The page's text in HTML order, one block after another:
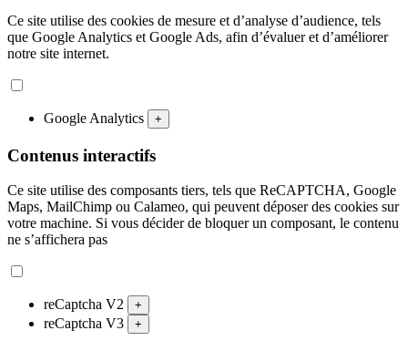
Ce site utilise des cookies de mesure et d’analyse d’audience, tels
que Google Analytics et Google Ads, afin d’évaluer et d’améliorer
notre site internet.
Google Analytics +
Contenus interactifs
Ce site utilise des composants tiers, tels que ReCAPTCHA, Google
Maps, MailChimp ou Calameo, qui peuvent déposer des cookies sur
votre machine. Si vous décider de bloquer un composant, le contenu
ne s’affichera pas
reCaptcha V2 +
reCaptcha V3 +